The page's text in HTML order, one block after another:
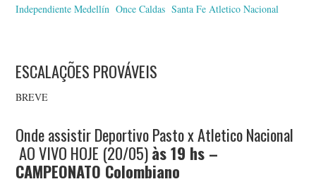
Independiente Medellín Once Caldas Santa Fe Atletico Nacional
ESCALAÇÕES PROVÁVEIS
BREVE
Onde assistir Deportivo Pasto x Atletico Nacional
AO VIVO HOJE (20/05)às 19 hs –
CAMPEONATO Colombiano